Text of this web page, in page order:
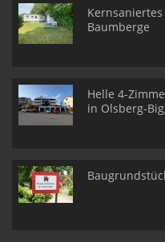
Baumberge
Helle 4-
in Olsberg-